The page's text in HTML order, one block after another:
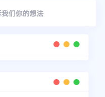
们你的想法